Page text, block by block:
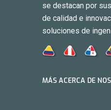
se destacan por
de calidad e
soluciones de
MÁS ACERCA DE